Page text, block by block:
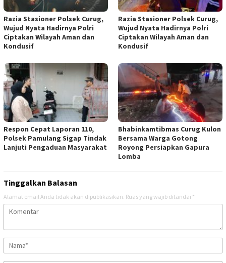
Razia Stasioner Polsek Curug,
Wujud Nyata Hadirnya Polri
Ciptakan Wilayah Aman dan
Kondusif
Razia Stasioner Polsek Curug,
Wujud Nyata Hadirnya Polri
Ciptakan Wilayah Aman dan
Kondusif
Respon Cepat Laporan 110,
Polsek Pamulang Sigap Tindak
Lanjuti Pengaduan Masyarakat
Bhabinkamtibmas Curug Kulon
Bersama Warga Gotong
Royong Persiapkan Gapura
Lomba
Tinggalkan Balasan
Alamat email Anda tidak akan dipublikasikan. Ruas yang wajib ditandai *